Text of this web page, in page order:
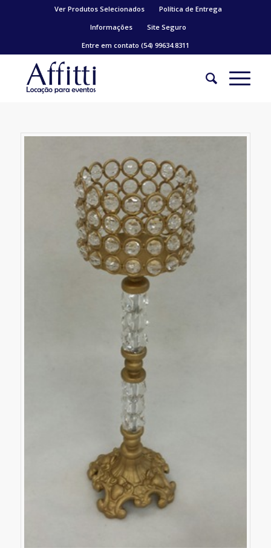
Ver Produtos Selecionados
Política de Entrega
Informações
Site Seguro
Entre em contato (54) 99634.8311